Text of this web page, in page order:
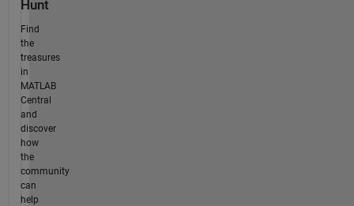
Hunt
Find
the
treasures
in
MATLAB
Central
and
discover
how
the
community
can
help